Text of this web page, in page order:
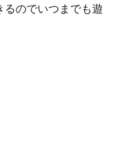
のでいつまでも遊